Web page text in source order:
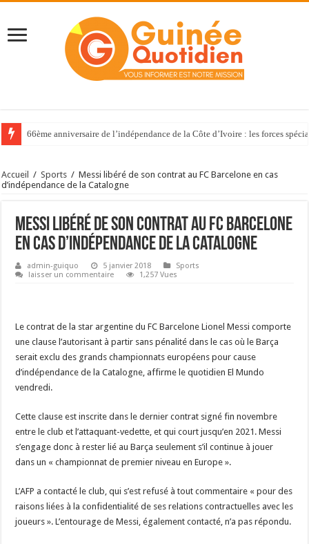
66ème anniversaire de l’indépendance de la Côte d’Ivoire : les forces
Accueil / Sports / Messi libéré de son contrat au FC Barcelone en cas
d’indépendance de la Catalogne
Messi libéré de son contrat au FC Barcelone
en cas d’indépendance de la Catalogne
admin-guiquo 5 janvier 2018
Sports
laisser un commentaire
1,257 Vues
Le contrat de la star argentine du FC Barcelone Lionel Messi comporte
une clause l’autorisant à partir sans pénalité dans le cas où le Barça
serait exclu des grands championnats européens pour cause
d’indépendance de la Catalogne, affirme le quotidien El Mundo
vendredi.
Cette clause est inscrite dans le dernier contrat signé fin novembre
entre le club et l’attaquant-vedette, et qui court jusqu’en 2021. Messi
s’engage donc à rester lié au Barça seulement s’il continue à jouer
dans un « championnat de premier niveau en Europe ».
L’AFP a contacté le club, qui s’est refusé à tout commentaire « pour des
raisons liées à la confidentialité de ses relations contractuelles avec les
joueurs ». L’entourage de Messi, également contacté, n’a pas répondu.